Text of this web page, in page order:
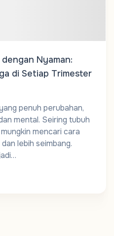
Nyaman:
di Setiap Trimester
penuh perubahan,
mental. Seiring tubuh
mencari cara
lebih seimbang.